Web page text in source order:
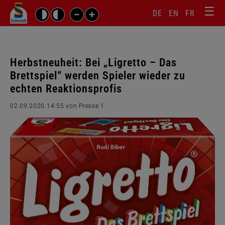
☰
DE EN FR
Suchbegriffe
Herbstneuheit: Bei „Ligretto – Das
Brettspiel“ werden Spieler wieder zu
echten Reaktionsprofis
02.09.2020 14:55 von Presse 1